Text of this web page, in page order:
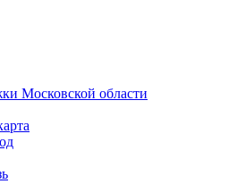
Московской области